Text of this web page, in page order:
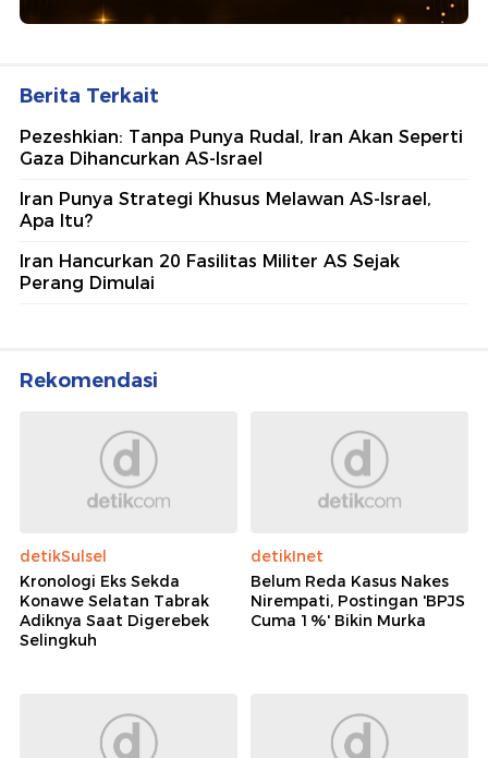
Berita Terkait
Pezeshkian: Tanpa Punya Rudal, Iran Akan Seperti
Gaza Dihancurkan AS-Israel
Iran Punya Strategi Khusus Melawan AS-Israel,
Apa Itu?
Iran Hancurkan 20 Fasilitas Militer AS Sejak
Perang Dimulai
Rekomendasi
detikSulsel
Kronologi Eks Sekda
Konawe Selatan Tabrak
Adiknya Saat Digerebek
Selingkuh
detikInet
Belum Reda Kasus Nakes
Nirempati, Postingan 'BPJS
Cuma 1%' Bikin Murka